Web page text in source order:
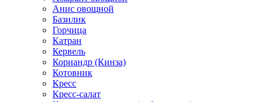
Анис овощной
Базилик
Горчица
Катран
Кервель
Кориандр (Кинза)
Котовник
Кресс
Кресс-салат